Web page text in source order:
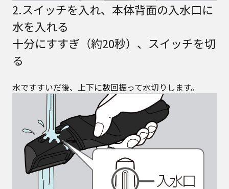
2.スイッチを入れ、本体背面の入水口に
水を入れる
十分にすすぎ（約20秒）、スイッチを切
る
水ですすいだ後、上下に数回振って水切りします。